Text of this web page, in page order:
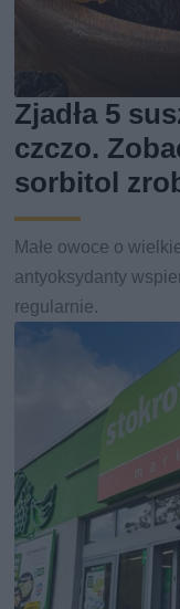
Zjadła 5
czczo.
sorbitol
Małe owoce o
antyoksydanty
regularnie.